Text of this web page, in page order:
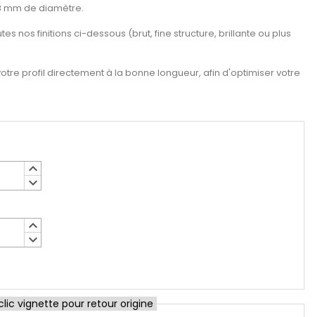
mm de diamètre.
nos finitions ci-dessous (brut, fine structure, brillante ou plus
profil directement à la bonne longueur, afin d'optimiser votre
keyboard_arrow_up
keyboard_arrow_down
keyboard_arrow_up
keyboard_arrow_down
vignette pour retour origine